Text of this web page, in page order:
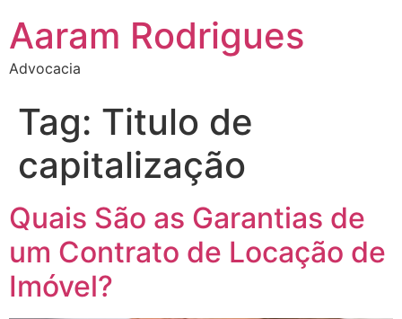
Aaram Rodrigues
Advocacia
Tag: Titulo de
capitalização
Quais São as Garantias de
um Contrato de Locação de
Imóvel?